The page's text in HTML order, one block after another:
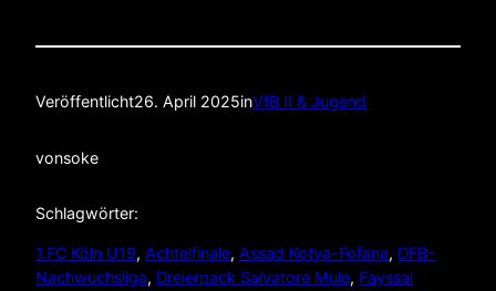
Veröffentlicht26. April 2025inVfB II & Jugend
vonsoke
Schlagwörter:
1.FC Köln U19, Achtelfinale, Assad Kotya-Fofana, DFB-
Nachwuchsliga, Dreierpack Salvatore Mule, Fayssal